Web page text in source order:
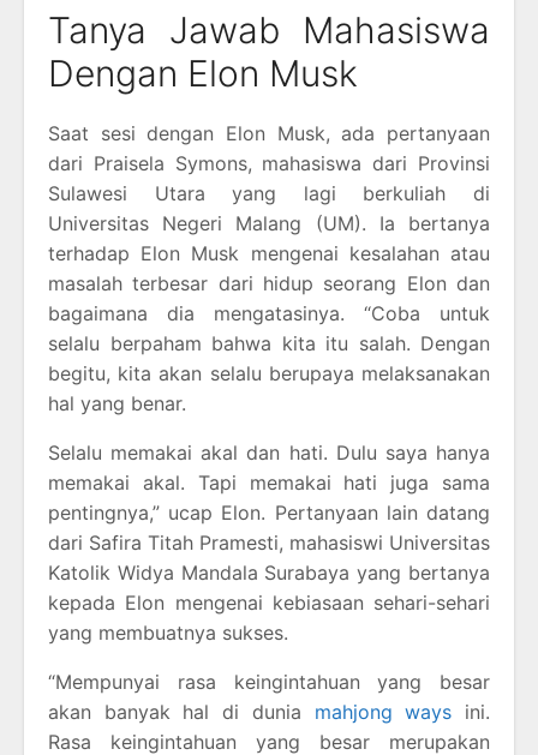
Tanya Jawab Mahasiswa
Dengan Elon Musk
Saat sesi dengan Elon Musk, ada pertanyaan
dari Praisela Symons, mahasiswa dari Provinsi
Sulawesi Utara yang lagi berkuliah di
Universitas Negeri Malang (UM). Ia bertanya
terhadap Elon Musk mengenai kesalahan atau
masalah terbesar dari hidup seorang Elon dan
bagaimana dia mengatasinya. “Coba untuk
selalu berpaham bahwa kita itu salah. Dengan
begitu, kita akan selalu berupaya melaksanakan
hal yang benar.
Selalu memakai akal dan hati. Dulu saya hanya
memakai akal. Tapi memakai hati juga sama
pentingnya,” ucap Elon. Pertanyaan lain datang
dari Safira Titah Pramesti, mahasiswi Universitas
Katolik Widya Mandala Surabaya yang bertanya
kepada Elon mengenai kebiasaan sehari-sehari
yang membuatnya sukses.
“Mempunyai rasa keingintahuan yang besar
akan banyak hal di dunia mahjong ways ini.
Rasa keingintahuan yang besar merupakan